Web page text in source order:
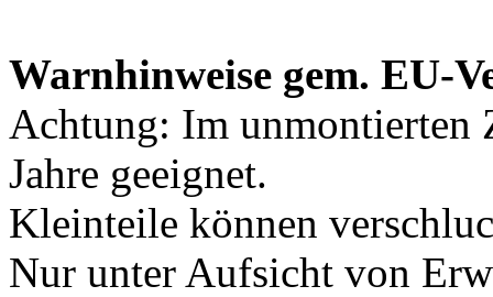
Warnhinweise gem. EU-
Achtung: Im unmontierten
Jahre geeignet.
Kleinteile können
Nur unter Aufsicht von